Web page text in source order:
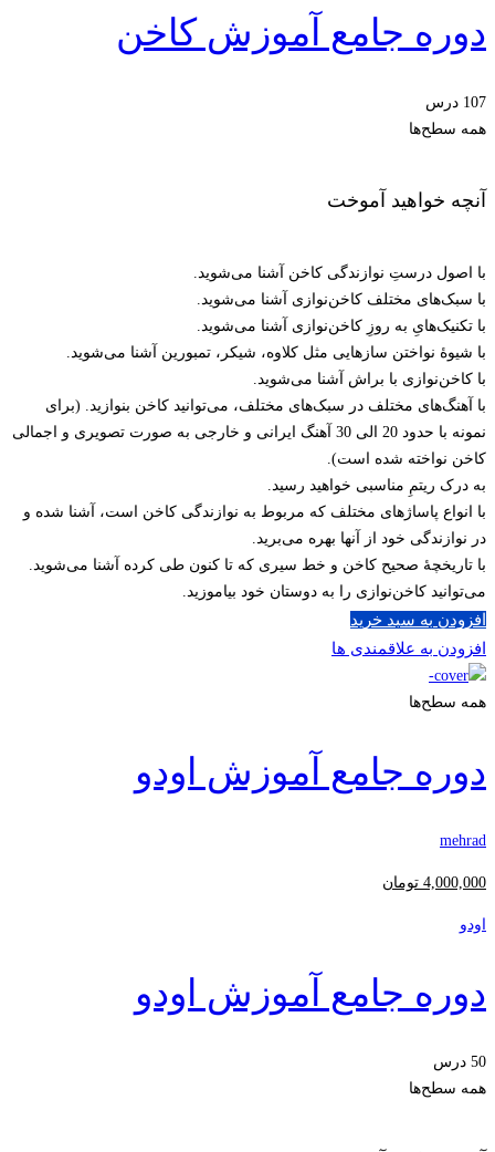
دوره جامع آموزش کاخن
107 درس
همه سطح‌ها
آنچه خواهید آموخت
با اصول درستِ نوازندگی کاخن آشنا می‌شوید.
با سبک‌های مختلف کاخن‌نوازی آشنا می‌شوید.
با تکنیک‌هایِ به روزِ کاخن‌نوازی آشنا می‌شوید.
با شیوۀ نواختن سازهایی مثل کلاوه، شیکر، تمبورین آشنا می‌شوید.
با کاخن‌نوازی با براش آشنا می‌شوید.
با آهنگ‌های مختلف در سبک‌های مختلف، می‌توانید کاخن بنوازید. (برای
نمونه با حدود 20 الی 30 آهنگ ایرانی و خارجی به صورت تصویری و اجمالی
کاخن نواخته شده است).
به درک ریتمِ مناسبی خواهید رسید.
با انواع پاساژهای مختلف که مربوط به نوازندگی کاخن است، آشنا شده و
در نوازندگی خود از آنها بهره می‌برید.
با تاریخچۀ صحیح کاخن و خط سیری که تا کنون طی کرده آشنا می‌شوید.
می‌توانید کاخن‌نوازی را به دوستان خود بیاموزید.
افزودن به سبد خرید
افزودن به علاقمندی ها
همه سطح‌ها
دوره جامع آموزش اودو
mehrad
4,000,000 تومان
اودو
دوره جامع آموزش اودو
50 درس
همه سطح‌ها